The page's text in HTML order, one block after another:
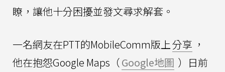
瞭，讓他十分困擾並發文尋求解套。
一名網友在PTT的MobileComm版上分享 ，
他在抱怨Google Maps（Google地圖 ）日前